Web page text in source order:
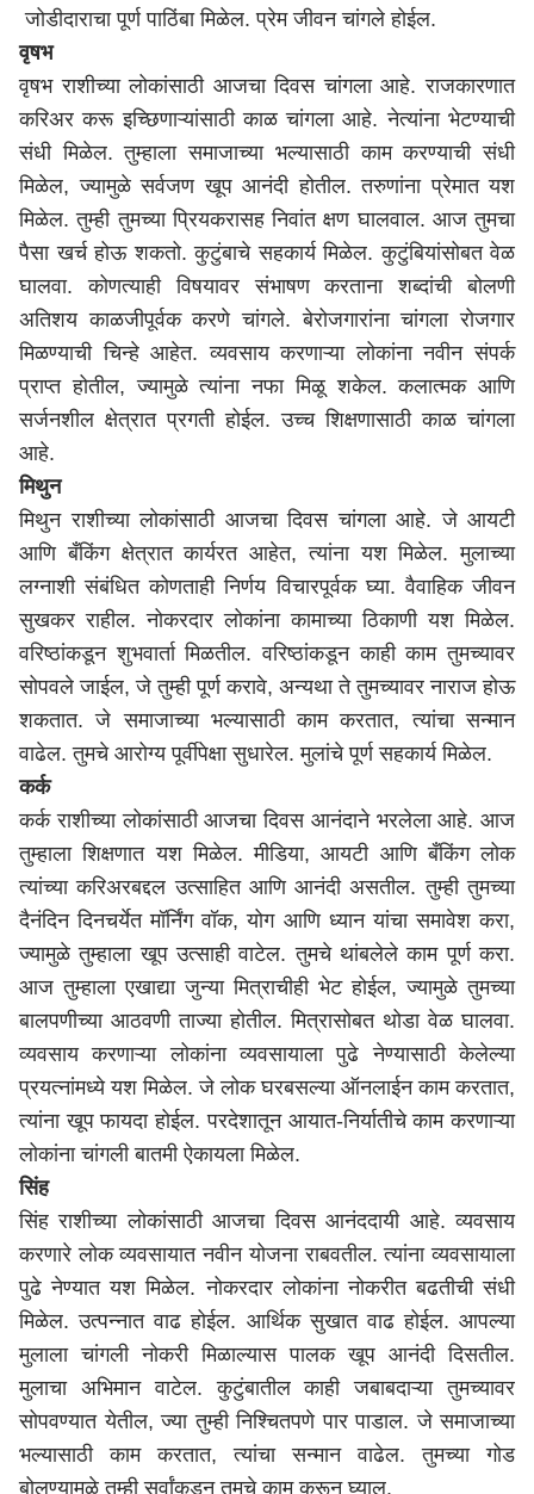
जोडीदाराचा पूर्ण पाठिंबा मिळेल. प्रेम जीवन चांगले होईल.
वृषभ
वृषभ राशीच्या लोकांसाठी आजचा दिवस चांगला आहे. राजकारणात
करिअर करू इच्छिणाऱ्यांसाठी काळ चांगला आहे. नेत्यांना भेटण्याची
संधी मिळेल. तुम्हाला समाजाच्या भल्यासाठी काम करण्याची संधी
मिळेल, ज्यामुळे सर्वजण खूप आनंदी होतील. तरुणांना प्रेमात यश
मिळेल. तुम्ही तुमच्या प्रियकरासह निवांत क्षण घालवाल. आज तुमचा
पैसा खर्च होऊ शकतो. कुटुंबाचे सहकार्य मिळेल. कुटुंबियांसोबत वेळ
घालवा. कोणत्याही विषयावर संभाषण करताना शब्दांची बोलणी
अतिशय काळजीपूर्वक करणे चांगले. बेरोजगारांना चांगला रोजगार
मिळण्याची चिन्हे आहेत. व्यवसाय करणाऱ्या लोकांना नवीन संपर्क
प्राप्त होतील, ज्यामुळे त्यांना नफा मिळू शकेल. कलात्मक आणि
सर्जनशील क्षेत्रात प्रगती होईल. उच्च शिक्षणासाठी काळ चांगला
आहे.
मिथुन
मिथुन राशीच्या लोकांसाठी आजचा दिवस चांगला आहे. जे आयटी
आणि बँकिंग क्षेत्रात कार्यरत आहेत, त्यांना यश मिळेल. मुलाच्या
लग्नाशी संबंधित कोणताही निर्णय विचारपूर्वक घ्या. वैवाहिक जीवन
सुखकर राहील. नोकरदार लोकांना कामाच्या ठिकाणी यश मिळेल.
वरिष्ठांकडून शुभवार्ता मिळतील. वरिष्ठांकडून काही काम तुमच्यावर
सोपवले जाईल, जे तुम्ही पूर्ण करावे, अन्यथा ते तुमच्यावर नाराज होऊ
शकतात. जे समाजाच्या भल्यासाठी काम करतात, त्यांचा सन्मान
वाढेल. तुमचे आरोग्य पूर्वीपेक्षा सुधारेल. मुलांचे पूर्ण सहकार्य मिळेल.
कर्क
कर्क राशीच्या लोकांसाठी आजचा दिवस आनंदाने भरलेला आहे. आज
तुम्हाला शिक्षणात यश मिळेल. मीडिया, आयटी आणि बँकिंग लोक
त्यांच्या करिअरबद्दल उत्साहित आणि आनंदी असतील. तुम्ही तुमच्या
दैनंदिन दिनचर्येत मॉर्निंग वॉक, योग आणि ध्यान यांचा समावेश करा,
ज्यामुळे तुम्हाला खूप उत्साही वाटेल. तुमचे थांबलेले काम पूर्ण करा.
आज तुम्हाला एखाद्या जुन्या मित्राचीही भेट होईल, ज्यामुळे तुमच्या
बालपणीच्या आठवणी ताज्या होतील. मित्रासोबत थोडा वेळ घालवा.
व्यवसाय करणाऱ्या लोकांना व्यवसायाला पुढे नेण्यासाठी केलेल्या
प्रयत्नांमध्ये यश मिळेल. जे लोक घरबसल्या ऑनलाईन काम करतात,
त्यांना खूप फायदा होईल. परदेशातून आयात-निर्यातीचे काम करणाऱ्या
लोकांना चांगली बातमी ऐकायला मिळेल.
सिंह
सिंह राशीच्या लोकांसाठी आजचा दिवस आनंददायी आहे. व्यवसाय
करणारे लोक व्यवसायात नवीन योजना राबवतील. त्यांना व्यवसायाला
पुढे नेण्यात यश मिळेल. नोकरदार लोकांना नोकरीत बढतीची संधी
मिळेल. उत्पन्नात वाढ होईल. आर्थिक सुखात वाढ होईल. आपल्या
मुलाला चांगली नोकरी मिळाल्यास पालक खूप आनंदी दिसतील.
मुलाचा अभिमान वाटेल. कुटुंबातील काही जबाबदाऱ्या तुमच्यावर
सोपवण्यात येतील, ज्या तुम्ही निश्चितपणे पार पाडाल. जे समाजाच्या
भल्यासाठी काम करतात, त्यांचा सन्मान वाढेल. तुमच्या गोड
बोलण्यामुळे तुम्ही सर्वांकडून तुमचे काम करून घ्याल.